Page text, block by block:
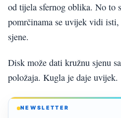
od tijela sfernog oblika. No to
pomrčinama se uvijek vidi
sjene.
Disk može dati kružnu sjenu
položaja. Kugla je daje uvijek.
NEWSLETTER